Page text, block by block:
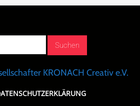
KRONACH Creativ e.V.